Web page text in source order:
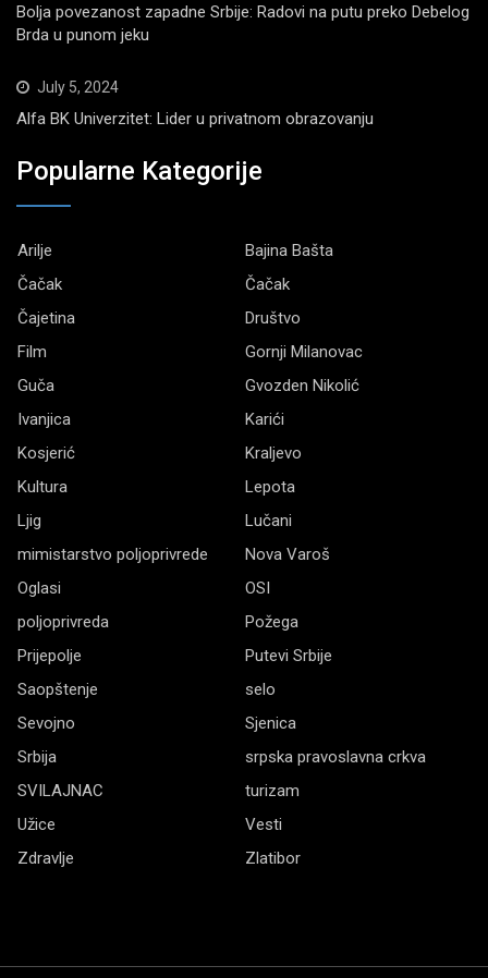
Bolja povezanost zapadne Srbije: Radovi na putu preko Debelog
Brda u punom jeku
July 5, 2024
Alfa BK Univerzitet: Lider u privatnom obrazovanju
Popularne Kategorije
Arilje
Bajina Bašta
Čačak
Čačak
Čajetina
Društvo
Film
Gornji Milanovac
Guča
Gvozden Nikolić
Ivanjica
Karići
Kosjerić
Kraljevo
Kultura
Lepota
Ljig
Lučani
mimistarstvo poljoprivrede
Nova Varoš
Oglasi
OSI
poljoprivreda
Požega
Prijepolje
Putevi Srbije
Saopštenje
selo
Sevojno
Sjenica
Srbija
srpska pravoslavna crkva
SVILAJNAC
turizam
Užice
Vesti
Zdravlje
Zlatibor